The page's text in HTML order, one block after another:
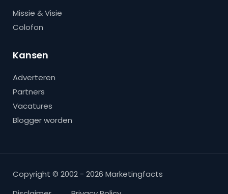
Missie & Visie
Colofon
Kansen
Adverteren
Partners
Vacatures
Blogger worden
Copyright © 2002 - 2026 Marketingfacts